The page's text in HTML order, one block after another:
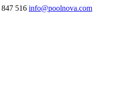
516 info@poolnova.com